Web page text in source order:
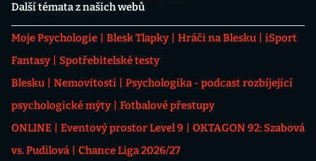
Další témata z našich webů
Moje Psychologie Blesk Tlapky Hráči na Blesku
iSport
Fantasy
Spotřebitelské testy
Blesku
Nemovitosti
Psychologika - podcast rozbíjející
psychologické mýty
Fotbalové přestupy
ONLINE
Eventový prostor Level 9
OKTAGON 92: Szabová
vs. Pudilová
Chance Liga 2026/27